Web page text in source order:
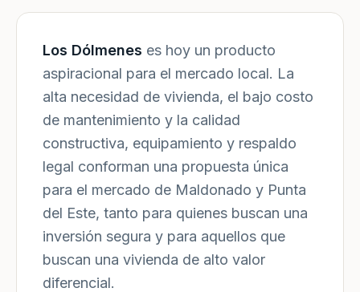
Los Dólmenes es hoy un producto
aspiracional para el mercado local. La
alta necesidad de vivienda, el bajo costo
de mantenimiento y la calidad
constructiva, equipamiento y respaldo
legal conforman una propuesta única
para el mercado de Maldonado y Punta
del Este, tanto para quienes buscan una
inversión segura y para aquellos que
buscan una vivienda de alto valor
diferencial.